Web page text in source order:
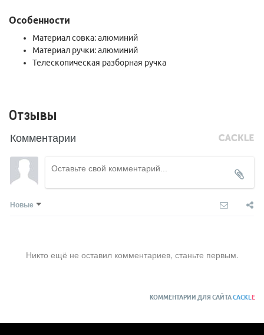
Особенности
Материал совка: алюминий
Материал ручки: алюминий
Телескопическая разборная ручка
Отзывы
Комментарии
Новые
Никто ещё не оставил комментариев, станьте первым.
КОММЕНТАРИИ ДЛЯ САЙТАCACKL E